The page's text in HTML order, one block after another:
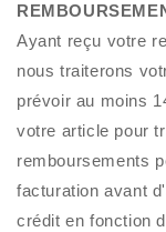
Ayant reçu votre
nous traiterons
prévoir au moins
votre article pour
remboursements
facturation avant
crédit en fonction